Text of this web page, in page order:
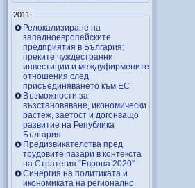
2011
Релокализиране на
западноевропейските
предприятия в България:
преките чуждестранни
инвестиции и междуфирмените
отношения след
присъединяването към ЕС
Възможности за
възстановяване, икономически
растеж, заетост и догонващо
развитие на Република
България
Предизвикателства пред
трудовите пазари в контекста
на Стратегия “Европа 2020”
Синергия на политиката и
икономиката на регионално